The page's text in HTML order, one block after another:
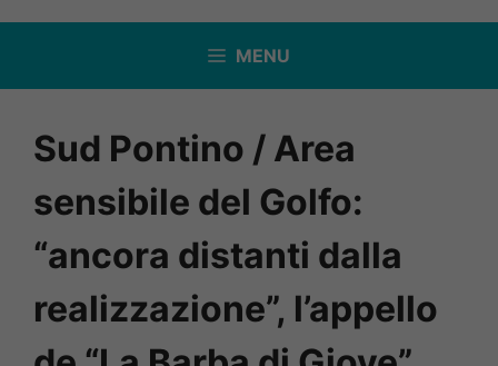
MENU
Sud Pontino / Area
sensibile del Golfo:
“ancora distanti dalla
realizzazione”, l’appello